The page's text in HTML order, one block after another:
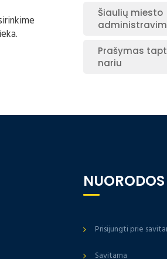
Šiaulių miesto
Prašymas
nariu
NUORODOS
Prisijungti prie
Savitarna